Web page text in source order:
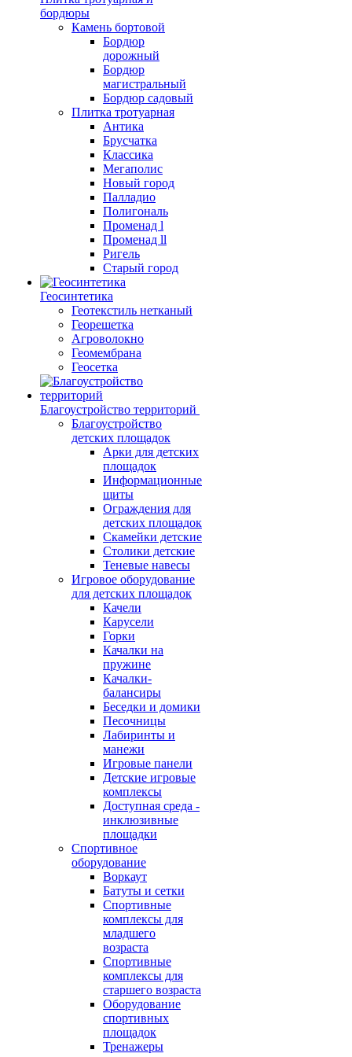
бордюры
Камень бортовой
Бордюр
дорожный
Бордюр
магистральный
Бордюр садовый
Плитка тротуарная
Антика
Брусчатка
Классика
Мегаполис
Новый город
Палладио
Полигональ
Променад l
Променад ll
Ригель
Старый город
Геосинтетика
Геотекстиль нетканый
Георешетка
Агроволокно
Геомембрана
Геосетка
Благоустройство территорий
Благоустройство
детских площадок
Арки для детских
площадок
Информационные
щиты
Ограждения для
детских площадок
Скамейки детские
Столики детские
Теневые навесы
Игровое оборудование
для детских площадок
Качели
Карусели
Горки
Качалки на
пружине
Качалки-
балансиры
Беседки и домики
Песочницы
Лабиринты и
манежи
Игровые панели
Детские игровые
комплексы
Доступная среда -
инклюзивные
площадки
Спортивное
оборудование
Воркаут
Батуты и сетки
Спортивные
комплексы для
младшего
возраста
Спортивные
комплексы для
старшего возраста
Оборудование
спортивных
площадок
Тренажеры